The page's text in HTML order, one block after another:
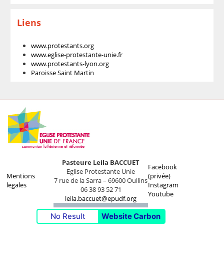
Liens
www.protestants.org
www.eglise-protestante-unie.fr
www.protestants-lyon.org
Paroisse Saint Martin
Mentions
legales
Pasteure Leila BACCUET
Eglise Protestante Unie
7 rue de la Sarra – 69600 Oullins
06 38 93 52 71
leila.baccuet@epudf.org
Facebook
(privée)
Instagram
Youtube
No Result Website Carbon